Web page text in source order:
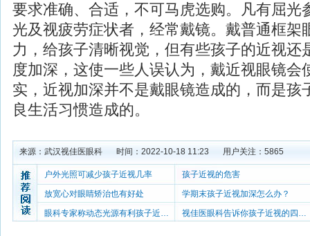
要求准确、合适，不可马虎选购。凡有屈光
光及视疲劳症状者，经常戴镜。戴普通框架
力，给孩子清晰视觉，但有些孩子的近视还
度加深，这使一些人误认为，戴近视眼镜会
实，近视加深并不是戴眼镜造成的，而是孩
良生活习惯造成的。
来源： 武汉视佳医眼科 时间：2022-10-18 11:23 用户关注： 5865
户外光照可减少孩子近视几率
孩子近视的危害
放宽心对眼睛矫治也有好处
学期末孩子近视加深怎么办？
眼科专家称动态光源有利孩子近视防控
视佳医眼科告诉你孩子近视的四个原因